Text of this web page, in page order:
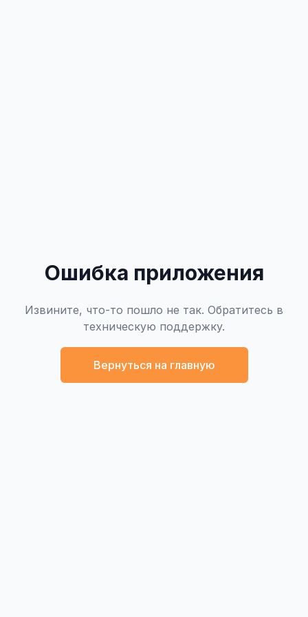
Ошибка приложения
Извините, что-то пошло не так. Обратитесь в
техническую поддержку.
Вернуться на главную